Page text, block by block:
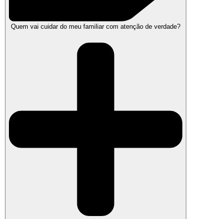
Quem vai cuidar do meu familiar com atenção de verdade?